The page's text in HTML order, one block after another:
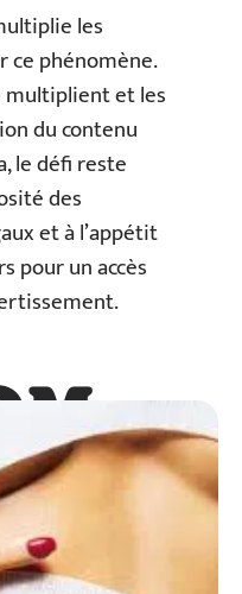
les
phénomène.
multiplient et les
du contenu
le défi reste
des
et à l’appétit
pour un accès